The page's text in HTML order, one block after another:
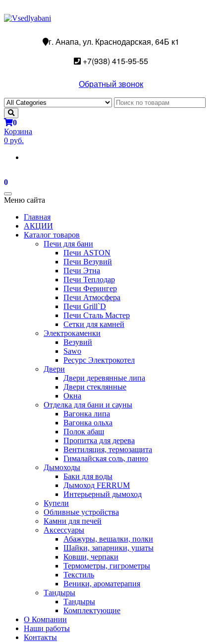
г. Анапа, ул. Краснодарская, 64Б к1
+7(938) 415-95-55
Обратный звонок
0
Корзина
0 руб.
0
Toggle
navigation
Меню сайта
Главная
АКЦИИ
Каталог товаров
Печи для бани
Печи ASTON
Печи Везувий
Печи Этна
Печи Теплодар
Печи Ферингер
Печи Атмосфера
Печи Grill`D
Печи Сталь Мастер
Сетки для камней
Электрокаменки
Везувий
Sawo
Ресурс Электрокотел
Двери
Двери деревянные липа
Двери стеклянные
Окна
Отделка для бани и сауны
Вагонка липа
Вагонка ольха
Полок абаш
Пропитка для дерева
Вентиляция, термозащита
Гималайская соль, панно
Дымоходы
Баки для воды
Дымоход FERRUM
Интерьерный дымоход
Купели
Обливные устройства
Камни для печей
Аксессуары
Абажуры, вешалки, полки
Шайки, запарники, ушаты
Ковши, черпаки
Термометры, гигрометры
Текстиль
Веники, ароматерапия
Тандыры
Тандыры
Комплектующие
О Компании
Наши работы
Контакты